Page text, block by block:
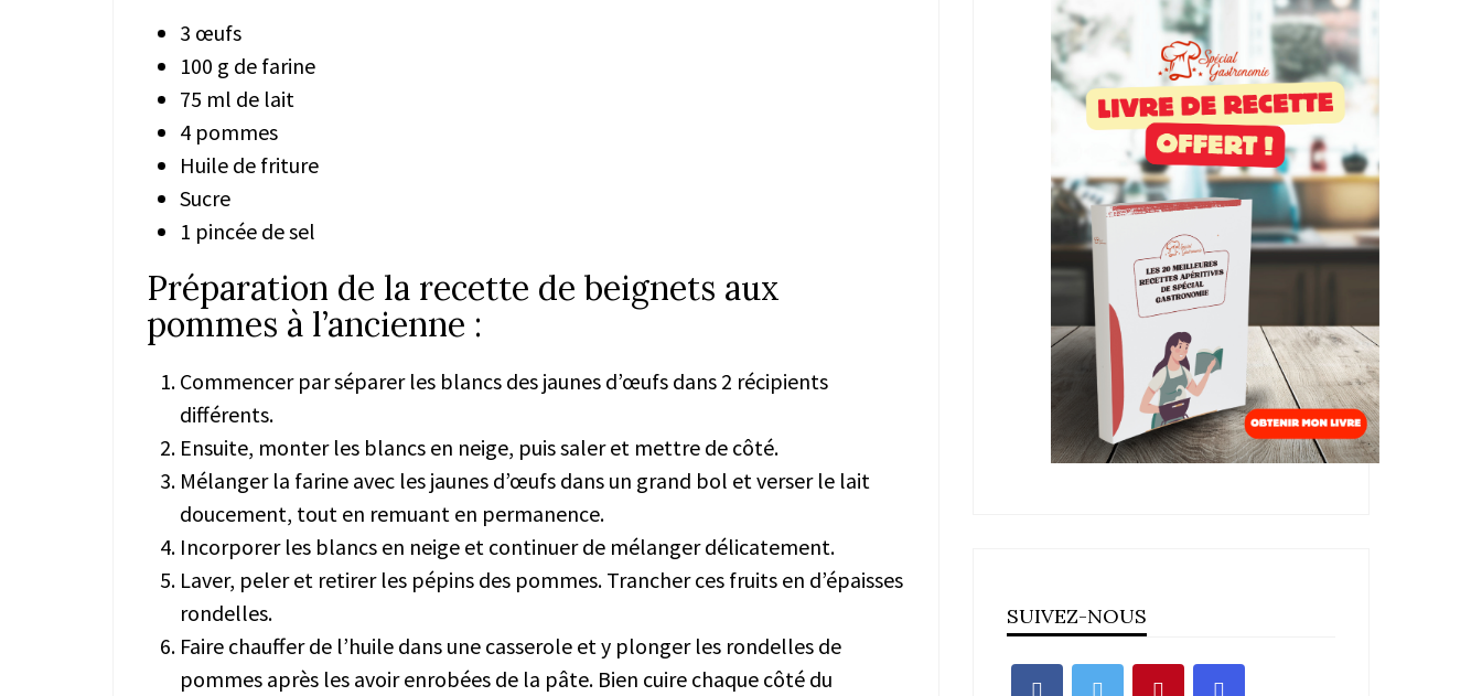
3 œufs
100 g de farine
75 ml de lait
4 pommes
Huile de friture
Sucre
1 pincée de sel
Préparation de la recette de beignets aux
pommes à l’ancienne :
Commencer par séparer les blancs des jaunes d’œufs dans 2 récipients
différents.
Ensuite, monter les blancs en neige, puis saler et mettre de côté.
Mélanger la farine avec les jaunes d’œufs dans un grand bol et verser le lait
doucement, tout en remuant en permanence.
Incorporer les blancs en neige et continuer de mélanger délicatement.
Laver, peler et retirer les pépins des pommes. Trancher ces fruits en d’épaisses
rondelles.
Faire chauffer de l’huile dans une casserole et y plonger les rondelles de
pommes après les avoir enrobées de la pâte. Bien cuire chaque côté du
SUIVEZ-NOUS